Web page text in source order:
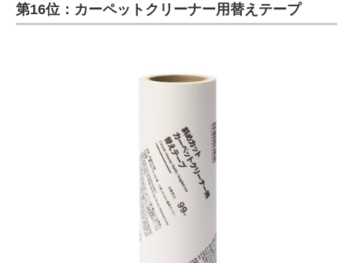
第16位：カーペットクリーナー用替えテープ